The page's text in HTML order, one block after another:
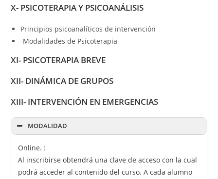
X- PSICOTERAPIA Y PSICOANÁLISIS
Principios psicoanalíticos de intervención
-Modalidades de Psicoterapia
XI- PSICOTERAPIA BREVE
XII- DINÁMICA DE GRUPOS
XIII- INTERVENCIÓN EN EMERGENCIAS
MODALIDAD
Online. :
Al inscribirse obtendrá una clave de acceso con la cual
podrá acceder al contenido del curso. A cada alumno